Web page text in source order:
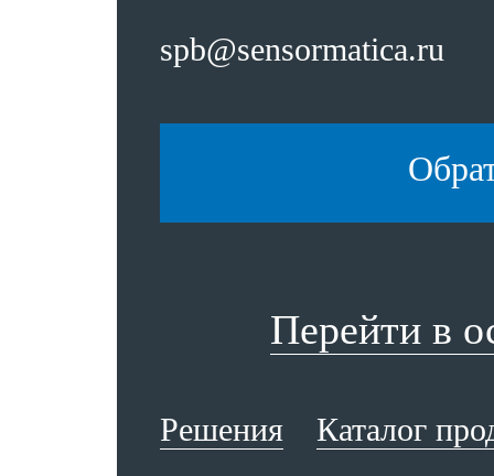
spb@sensormatica.ru
Перейти в
Решения
Каталог